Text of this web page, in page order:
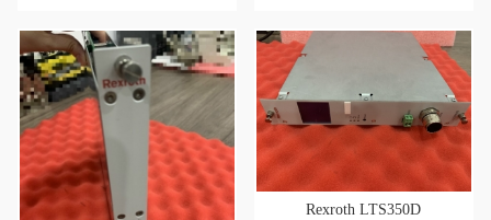
Rexroth LTS350D